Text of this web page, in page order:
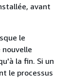
avant
le
la fin. Si un
le processus